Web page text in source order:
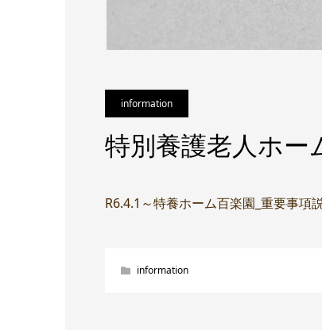
information
特別養護老人ホー
R6.4.1～特養ホーム百楽園_重要事項
information